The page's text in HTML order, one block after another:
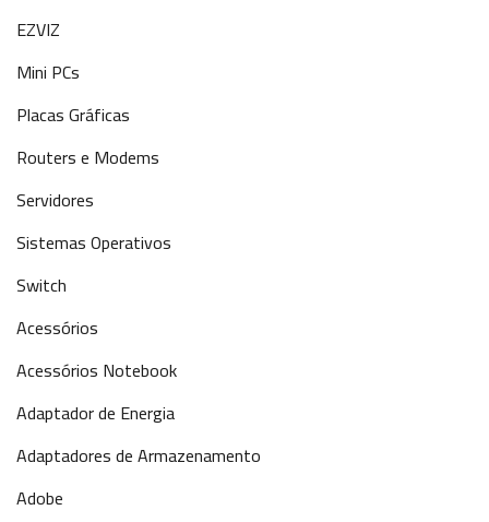
EZVIZ
Mini PCs
Placas Gráficas
Routers e Modems
Servidores
Sistemas Operativos
Switch
Acessórios
Acessórios Notebook
Adaptador de Energia
Adaptadores de Armazenamento
Adobe